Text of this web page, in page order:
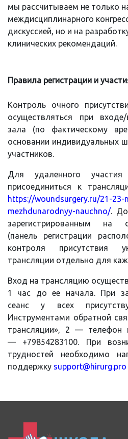
мы рассчитываем не только
междисциплинарного
дискуссией, но и на
клинических рекомендаций.
Правила регистрации и
Контроль очного
осуществляться при
зала (по фактическому
основании индивидуальных
участников.
Для удаленного
присоединиться к
https://woundsurgery.ru/21-
mezhdunarodnyy-nauchno/.
зарегистрированным на
(панель регистрации
контроля присутствия
трансляции отдельно для
Вход на трансляцию
1 час до ее начала. При
сеанс у всех
Инструментами обратной
трансляции», 2 — телефон
— +79854283100. При
трудностей необходимо
поддержку support@hirurg.pro